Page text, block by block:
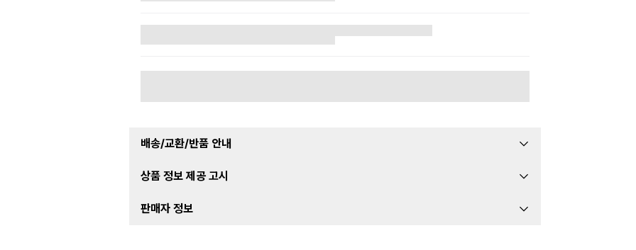
배송/교환/반품 안내
상품 정보 제공 고시
판매자 정보